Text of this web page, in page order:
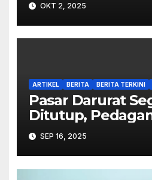
OKT 2, 2025
ARTIKEL BERITA BERITA TERKINI
Pasar Darurat
Ditutup,
Banjarsari Akan
Pindah
SEP 16, 2025